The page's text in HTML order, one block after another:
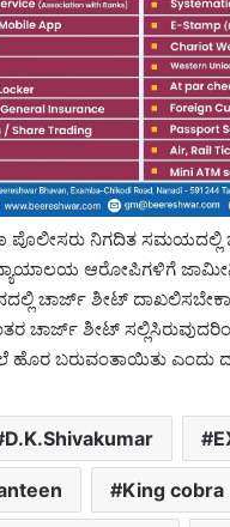
ಪೊಲೀಸರು ನಿಗದಿತ
ಆರೋಪಿಗಳಿಗೆ
ಚಾರ್ಜ್ ಶೀಟ್
ಚಾರ್ಜ್ ಶೀಟ್
ಬರುವಂತಾಯಿತು ಎಂದು
D.K.Shivakumar
King cobra